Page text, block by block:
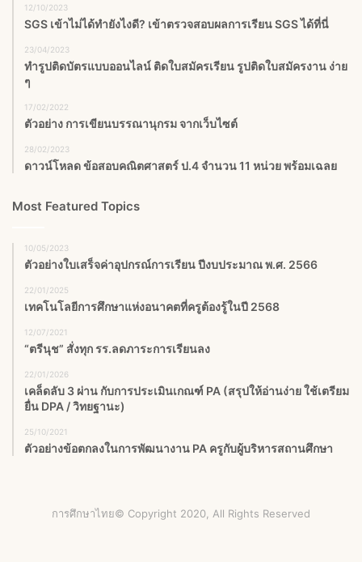
12/10/2023
SGS เข้าไม่ได้ทำยังไงดี? เข้าตรวจสอบผลการเรียน SGS ได้ที่นี่
23/04/2023
ทำรูปติดบัตรแบบออนไลน์ ติดใบสมัครเรียน รูปติดใบสมัครงาน ง่าย
ๆ
17/02/2022
ตัวอย่าง การเขียนบรรณานุกรม จากเว็บไซต์
28/02/2023
ดาวน์โหลด ข้อสอบคณิตศาสตร์ ป.4 จำนวน 11 หน่วย พร้อมเฉลย
Most Featured Topics
10/05/2023
ตัวอย่างใบเสร็จค่าอุปกรณ์การเรียน ปีงบประมาณ พ.ศ. 2566
22/01/2025
เทคโนโลยีการศึกษาแห่งอนาคตที่ครูต้องรู้ในปี 2568
12/07/2021
“ตรีนุช” สั่งทุก รร.ลดภาระการเรียนลง
22/01/2026
เคล็ดลับ 3 ผ่าน กับการประเมินเกณฑ์ PA (สรุปให้อ่านง่าย ใช้เตรียม
ยื่น DPA / วิทยฐานะ)
25/10/2021
ตัวอย่างข้อตกลงในการพัฒนางาน PA ครูกับผู้บริหารสถานศึกษา
การศึกษาไทย© Copyright 2020, All Rights Reserved